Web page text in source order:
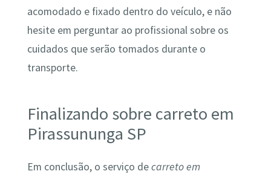
acomodado e fixado dentro do veículo, e não
hesite em perguntar ao profissional sobre os
cuidados que serão tomados durante o
transporte.
Finalizando sobre carreto em
Pirassununga SP
Em conclusão, o serviço decarreto em